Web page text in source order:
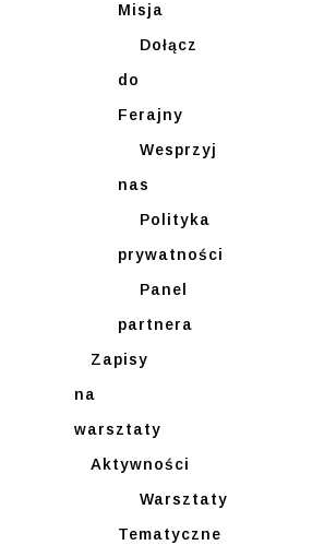
Misja
Dołącz
do
Ferajny
Wesprzyj
nas
Polityka
prywatności
Panel
partnera
Zapisy
na
warsztaty
Aktywności
Warsztaty
Tematyczne